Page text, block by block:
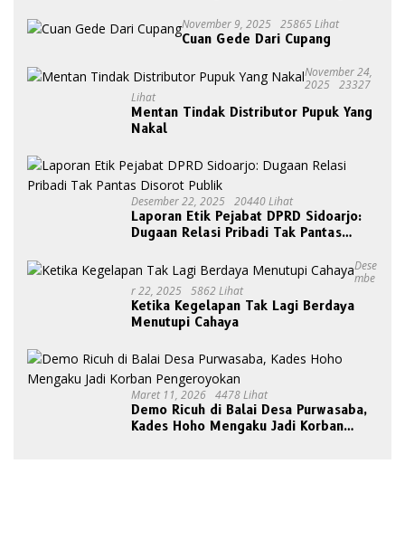
November 9, 2025 25865 Lihat
Cuan Gede Dari Cupang
November 24,
2025 23327
Lihat
Mentan Tindak Distributor Pupuk Yang
Nakal
Desember 22, 2025 20440 Lihat
Laporan Etik Pejabat DPRD Sidoarjo:
Dugaan Relasi Pribadi Tak Pantas
Dese
Mbe
R 22, 2025 5862 Lihat
Ketika Kegelapan Tak Lagi Berdaya
Menutupi Cahaya
Maret 11, 2026 4478 Lihat
Demo Ricuh di Balai Desa Purwasaba,
Kades Hoho Mengaku Jadi Korban